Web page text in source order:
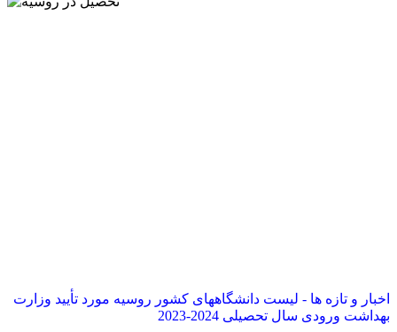
اخبار و تازه ها - لیست دانشگاههای کشور روسیه مورد تأیید وزارت
بهداشت ورودی سال تحصیلی 2024-2023